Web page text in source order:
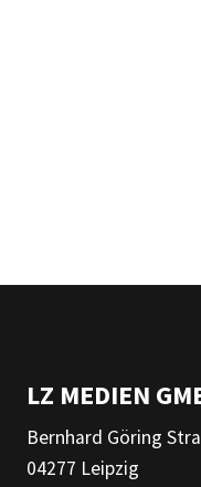
LZ MEDIEN
Bernhard Göring
04277 Leipzig